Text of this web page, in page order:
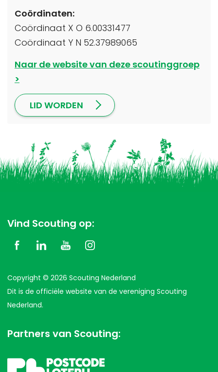
Coördinaten:
Coördinaat X O 6.00331477
Coördinaat Y N 52.37989065
Naar de website van deze scoutinggroep
LID WORDEN
Vind Scouting op:
Copyright © 2026 Scouting Nederland
Dit is de officiële website van de vereniging Scouting
Nederland.
Partners van Scouting: